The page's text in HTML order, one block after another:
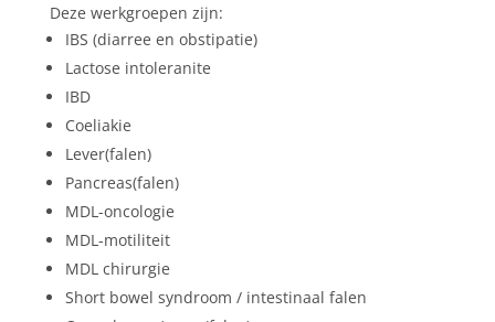
Deze werkgroepen zijn:
IBS (diarree en obstipatie)
Lactose intoleranite
IBD
Coeliakie
Lever(falen)
Pancreas(falen)
MDL-oncologie
MDL-motiliteit
MDL chirurgie
Short bowel syndroom / intestinaal falen